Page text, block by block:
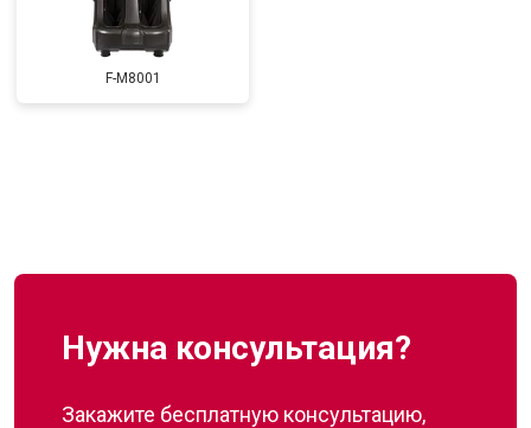
F-M8001
Нужна консультация?
Закажите бесплатную консультацию,